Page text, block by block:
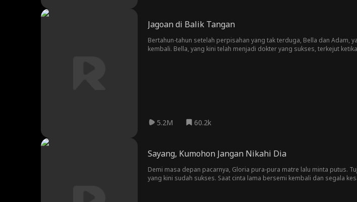
Jagoan di Balik Tangan
Bertahun-tahun setelah perpisahan yang tak terduga, Bella dan Adam,
kembali. Bella, yang kini telah menjadi dokter yang sukses, terkejut
5.2M 60.2k
Sayang, Kumohon Jangan Nikahi Dia
Demi masa depan pacarnya, Gloria pura-pura matre lalu minta putus.
yang kini sudah sukses. Saat cinta lama bersemi kembali dan segala